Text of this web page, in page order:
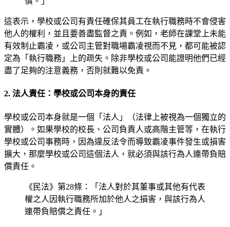
這表示，學校或公司有責任確保其員工在執行職務時不會侵害
他人的權利，並且要善盡監督之責。例如，老師在課堂上未能
有效制止霸凌，或公司主管對職場霸凌視而不見，都可能被認
定為「執行職務」上的疏失。除非學校或公司能證明他們已經
盡了足夠的注意義務，否則就難以免責。
2. 法人責任：學校或公司本身的責任
學校或公司本身就是一個「法人」（法律上被視為一個獨立的
實體）。如果學校的校長、公司負責人或高階主管等，在執行
學校或公司事務時，因為違反法令而導致霸凌事件發生或損害
擴大，那麼學校或公司這個法人，就必須與該行為人連帶負賠
償責任。
《民法》第28條：「法人對於其董事或其他有代表
權之人因執行職務所加於他人之損害，與該行為人
連帶負賠償之責任。」